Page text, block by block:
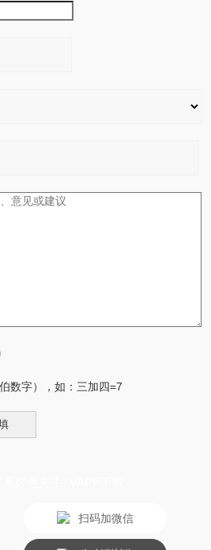
，如：三加四=7
扫码加微信